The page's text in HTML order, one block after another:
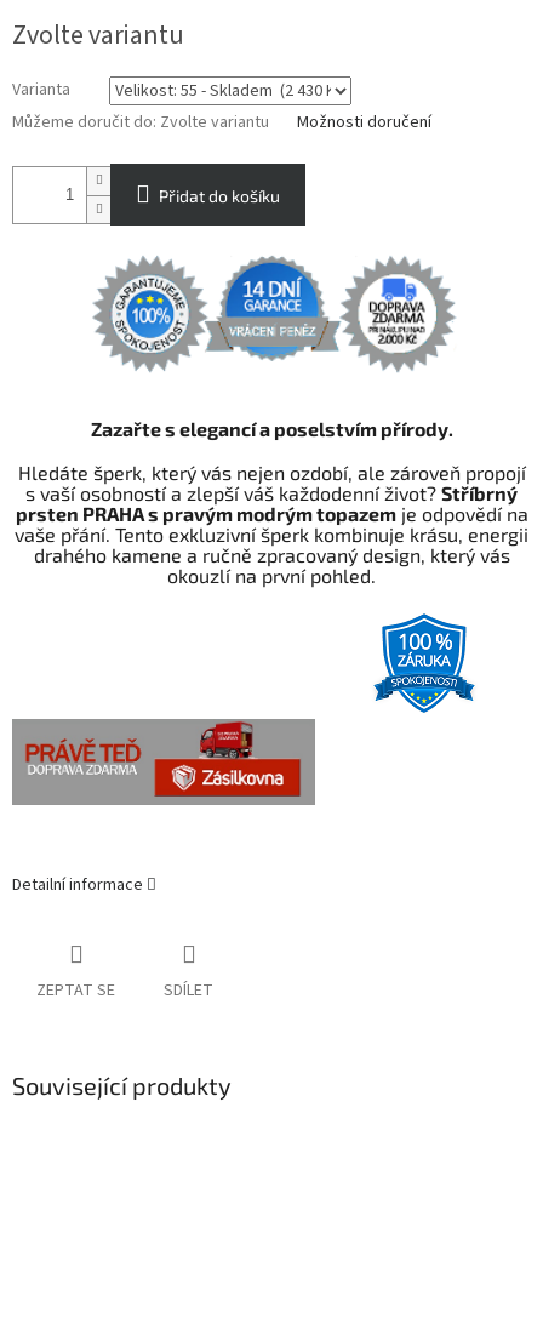
cena:
Zvolte variantu
Varianta
Můžeme doručit do: Zvolte variantu Možnosti doručení
Přidat do košíku
Zazařte s elegancí a poselstvím přírody.
Hledáte šperk, který vás nejen ozdobí, ale zároveň propojí
s vaší osobností a zlepší váš každodenní život? Stříbrný
prsten PRAHA s pravým modrým topazemje odpovědí na
vaše přání. Tento exkluzivní šperk kombinuje krásu, energii
drahého kamene a ručně zpracovaný design, který vás
okouzlí na první pohled.
Detailní informace
ZEPTAT SE SDÍLET
Související produkty